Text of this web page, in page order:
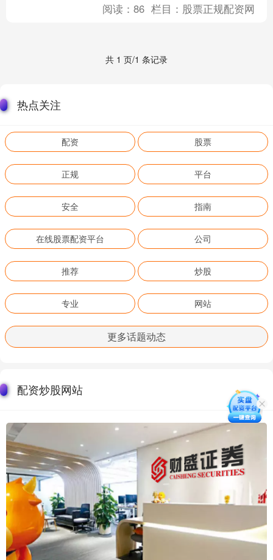
阅读：86 栏目： 股票正规配资网
共 1 页/1 条记录
热点关注
配资 股票
正规 平台
安全 指南
在线股票配资平台 公司
推荐 炒股
专业 网站
更多话题动态
配资炒股网站